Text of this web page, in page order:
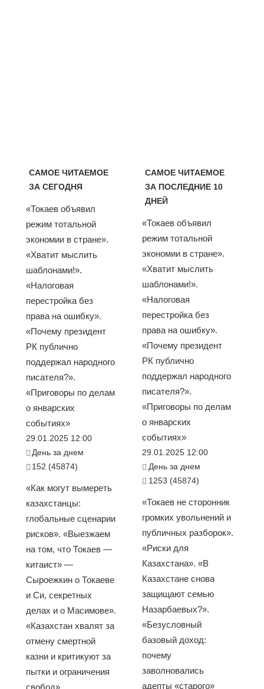
САМОЕ ЧИТАЕМОЕ
ЗА СЕГОДНЯ
«Токаев объявил
режим тотальной
экономии в стране».
«Хватит мыслить
шаблонами!».
«Налоговая
перестройка без
права на ошибку».
«Почему президент
РК публично
поддержал народного
писателя?».
«Приговоры по делам
о январских
событиях»
29.01.2025 12:00
День за днем
152 (45874)
«Как могут вымереть
казахстанцы:
глобальные сценарии
рисков». «Выезжаем
на том, что Токаев —
китаист» —
Сыроежкин о Токаеве
и Си, секретных
делах и о Масимове».
«Казахстан хвалят за
отмену смертной
казни и критикуют за
пытки и ограничения
свобод»
САМОЕ ЧИТАЕМОЕ
ЗА ПОСЛЕДНИЕ 10
ДНЕЙ
«Токаев объявил
режим тотальной
экономии в стране».
«Хватит мыслить
шаблонами!».
«Налоговая
перестройка без
права на ошибку».
«Почему президент
РК публично
поддержал народного
писателя?».
«Приговоры по делам
о январских
событиях»
29.01.2025 12:00
День за днем
1253 (45874)
«Токаев не сторонник
громких увольнений и
публичных разборок».
«Риски для
Казахстана». «В
Казахстане снова
защищают семью
Назарбаевых?».
«Безусловный
базовый доход:
почему
заволновались
адепты «старого»